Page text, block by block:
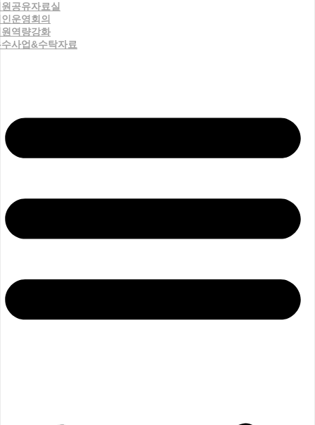
공유자료실
운영회의
역량강화
사업&수탁자료